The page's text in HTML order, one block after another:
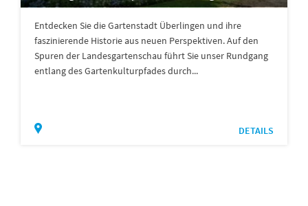
Entdecken Sie die Gartenstadt Überlingen und ihre
faszinierende Historie aus neuen Perspektiven. Auf den
Spuren der Landesgartenschau führt Sie unser Rundgang
entlang des Gartenkulturpfades durch...
DETAILS